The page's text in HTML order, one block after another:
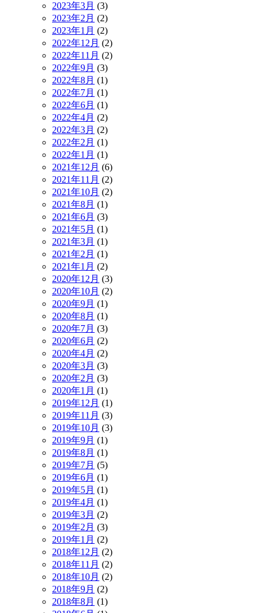
2023年3月 (3)
2023年2月 (2)
2023年1月 (2)
2022年12月 (2)
2022年11月 (2)
2022年9月 (3)
2022年8月 (1)
2022年7月 (1)
2022年6月 (1)
2022年4月 (2)
2022年3月 (2)
2022年2月 (1)
2022年1月 (1)
2021年12月 (6)
2021年11月 (2)
2021年10月 (2)
2021年8月 (1)
2021年6月 (3)
2021年5月 (1)
2021年3月 (1)
2021年2月 (1)
2021年1月 (2)
2020年12月 (3)
2020年10月 (2)
2020年9月 (1)
2020年8月 (1)
2020年7月 (3)
2020年6月 (2)
2020年4月 (2)
2020年3月 (3)
2020年2月 (3)
2020年1月 (1)
2019年12月 (1)
2019年11月 (3)
2019年10月 (3)
2019年9月 (1)
2019年8月 (1)
2019年7月 (5)
2019年6月 (1)
2019年5月 (1)
2019年4月 (1)
2019年3月 (2)
2019年2月 (3)
2019年1月 (2)
2018年12月 (2)
2018年11月 (2)
2018年10月 (2)
2018年9月 (2)
2018年8月 (1)